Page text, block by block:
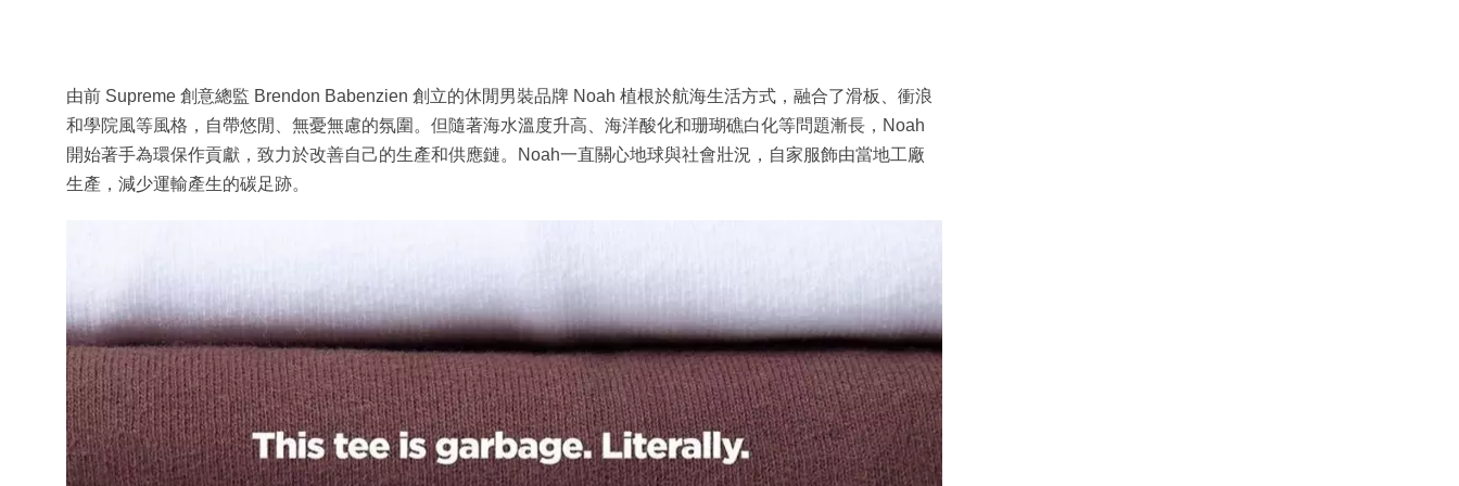
由前 Supreme 創意總監 Brendon Babenzien 創立的休閒男裝品牌 Noah 植根於航海生活方式，融合了滑板、衝浪
和學院風等風格，自帶悠閒、無憂無慮的氛圍。但隨著海水溫度升高、海洋酸化和珊瑚礁白化等問題漸長，Noah
開始著手為環保作貢獻，致力於改善自己的生產和供應鏈。Noah一直關心地球與社會壯況，自家服飾由當地工廠
生產，減少運輸產生的碳足跡。